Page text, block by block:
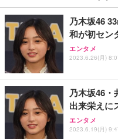
￥27,999
Sezlife オフ
ワーク チェ
能 人間工学
務用 おしゃ
Sezlife オフ
ワーク チェ
能 人間工学
￥109,572
【純正品】
フック付き（
【整備済み品
ー フルHD（
ort/VGA スピ
￥3,234
ネオ・ルーラ
り 単品
Smart Basic(
限定】 Smart
超厚型 お徳用
乃木坂46
和が初セン
エンタメ
2023.6.26(月)
乃木坂46・
出来栄えに
エンタメ
2023.6.19(月)